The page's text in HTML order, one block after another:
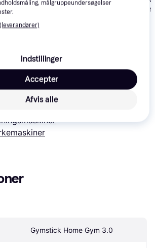
Gym Multistation
Rack
Gymstick Home Gym 3.0 4.449 kr.
pris lige nu hos 1 butik.
Gymstick Home Gym 3.0
målgruppeundersøgelser
Indstillinger
Afvis alle
Accepter